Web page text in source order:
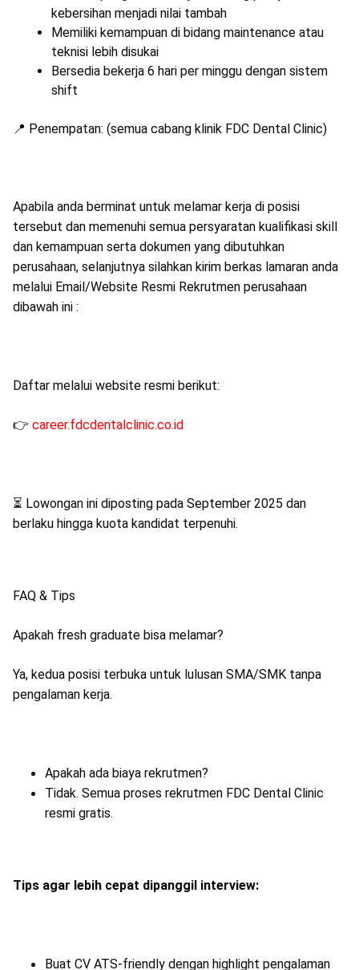
kebersihan menjadi nilai tambah
Memiliki kemampuan di bidang maintenance atau
teknisi lebih disukai
Bersedia bekerja 6 hari per minggu dengan sistem
shift
📍 Penempatan: (semua cabang klinik FDC Dental Clinic)
Apabila anda berminat untuk melamar kerja di posisi
tersebut dan memenuhi semua persyaratan kualifikasi skill
dan kemampuan serta dokumen yang dibutuhkan
perusahaan, selanjutnya silahkan kirim berkas lamaran anda
melalui Email/Website Resmi Rekrutmen perusahaan
dibawah ini :
Daftar melalui website resmi berikut:
👉 career.fdcdentalclinic.co.id
⏳ Lowongan ini diposting pada September 2025 dan
berlaku hingga kuota kandidat terpenuhi.
FAQ & Tips
Apakah fresh graduate bisa melamar?
Ya, kedua posisi terbuka untuk lulusan SMA/SMK tanpa
pengalaman kerja.
Apakah ada biaya rekrutmen?
Tidak. Semua proses rekrutmen FDC Dental Clinic
resmi gratis.
Tips agar lebih cepat dipanggil interview:
Buat CV ATS-friendly dengan highlight pengalaman